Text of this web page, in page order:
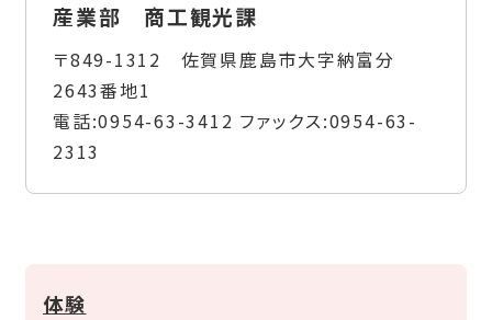
産業部 商工観光課
〒849-1312 佐賀県鹿島市大字納富分
2643番地1
電話:0954-63-3412 ファックス:0954-63-
2313
体験